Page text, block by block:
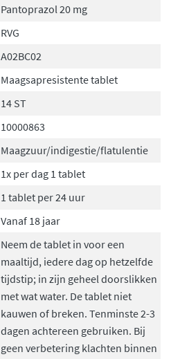
Pantoprazol 20 mg
RVG
A02BC02
Maagsapresistente tablet
14 ST
10000863
Maagzuur/indigestie/flatulentie
1x per dag 1 tablet
1 tablet per 24 uur
Vanaf 18 jaar
Neem de tablet in voor een
maaltijd, iedere dag op hetzelfde
tijdstip; in zijn geheel doorslikken
met wat water. De tablet niet
kauwen of breken. Tenminste 2-3
dagen achtereen gebruiken. Bij
geen verbetering klachten binnen